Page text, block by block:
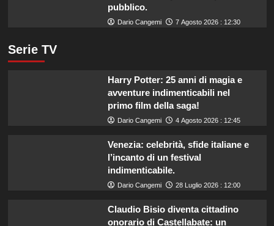
pubblico.
Dario Cangemi 7 Agosto 2026 : 12:30
Serie TV
Harry Potter: 25 anni di magia e
avventure indimenticabili nel
primo film della saga!
Dario Cangemi 4 Agosto 2026 : 12:45
Venezia: celebrità, sfide italiane e
l’incanto di un festival
indimenticabile.
Dario Cangemi 28 Luglio 2026 : 12:00
Claudio Bisio diventa cittadino
onorario di Castellabate: un